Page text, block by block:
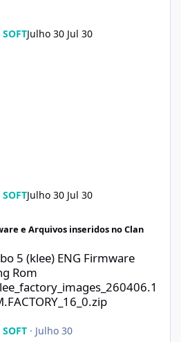
Julho 30 Jul 30
Julho 30 Jul 30
Firmware Engineering Rom
e Arquivos inseridos no Clan
5 (klee) ENG Firmware
Rom
· Julho 30